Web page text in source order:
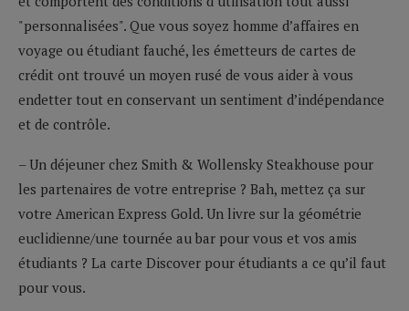
"personnalisées". Que vous soyez homme d’affaires en
voyage ou étudiant fauché, les émetteurs de cartes de
crédit ont trouvé un moyen rusé de vous aider à vous
endetter tout en conservant un sentiment d’indépendance
et de contrôle.
– Un déjeuner chez Smith & Wollensky Steakhouse pour
les partenaires de votre entreprise ? Bah, mettez ça sur
votre American Express Gold. Un livre sur la géométrie
euclidienne/une tournée au bar pour vous et vos amis
étudiants ? La carte Discover pour étudiants a ce qu’il faut
pour vous.